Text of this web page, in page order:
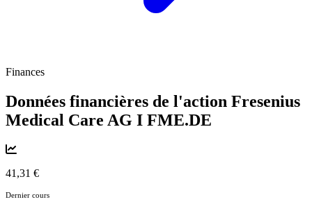
Finances
Données financières de l'action Fresenius
Medical Care AG I FME.DE
41,31 €
Dernier cours